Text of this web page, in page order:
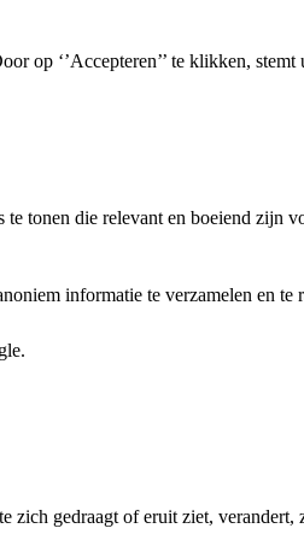
op ‘’Accepteren’’ te klikken, stemt
tonen die relevant en boeiend zijn
informatie te verzamelen en te
zich gedraagt of eruit ziet,